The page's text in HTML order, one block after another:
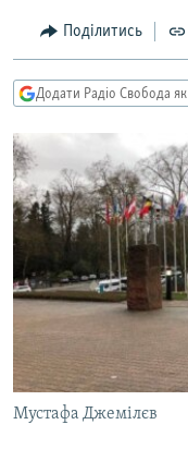
пошукуКУЛЬТУРА
УКРАЇНА
КРИМ.РЕАЛІЇ
СХЕМИ
КИТАЙ.ВИКЛИКИ
МУЛЬТИМЕДІА
ФОТО
СПЕЦПРОЄКТИ
ПОДКАСТИ
КРИМ РЕАЛІЇ
РУС
Поділитись
Додати Радіо Свобода
Мустафа Джемілєв